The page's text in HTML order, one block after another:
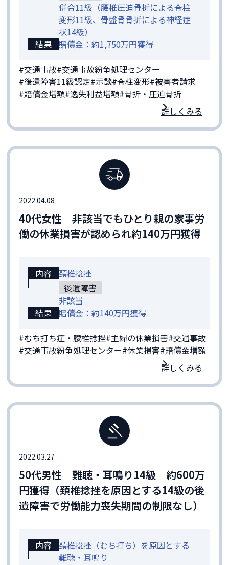
併合11級（腰椎圧迫骨折による脊柱
変形11級、骨盤骨骨折による神経症
状14級）
結果
賠償金：約1,750万円獲得
#交通事故#交通事故紛争処理センター
#後遺障害11級認定#示談#脊柱変形#被害者請求
#賠償金増額#逸失利益増額#骨折・圧迫骨折
詳しくみる
2022.04.08
40代女性 非該当でもひとり親の家事労
働の休業損害が認められ約140万円獲得
内容
頚椎捻挫
後遺障害
非該当
結果
賠償金：約140万円獲得
#むち打ち症・腰椎捻挫#主婦の休業損害#交通事故
#交通事故紛争処理センター#休業損害#賠償金増額
詳しくみる
2022.03.27
50代男性 難聴・耳鳴り14級 約600万
円獲得（頚椎捻挫を原因とする14級の後
遺障害で労働能力喪失期間の制限なし）
内容
頚椎捻挫（むち打ち）を原因とする
難聴・耳鳴り